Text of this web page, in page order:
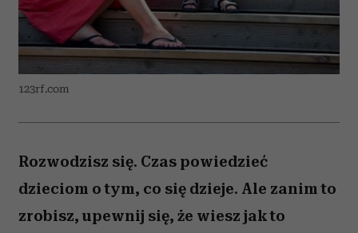
123rf.com
Rozwodzisz się. Czas powiedzieć
dzieciom o tym, co się dzieje. Ale zanim to
zrobisz, upewnij się, że wiesz jak to